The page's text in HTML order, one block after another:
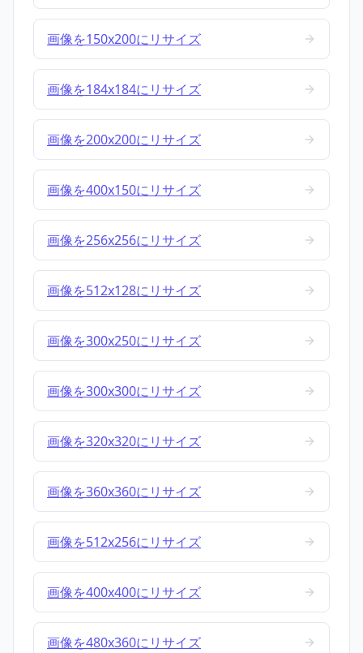
画像を150x200にリサイズ
画像を184x184にリサイズ
画像を200x200にリサイズ
画像を400x150にリサイズ
画像を256x256にリサイズ
画像を512x128にリサイズ
画像を300x250にリサイズ
画像を300x300にリサイズ
画像を320x320にリサイズ
画像を360x360にリサイズ
画像を512x256にリサイズ
画像を400x400にリサイズ
画像を480x360にリサイズ